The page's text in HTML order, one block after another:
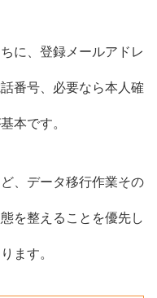
に、登録メールアドレ
番号、必要なら本人確
本です。
、データ移行作業その
を整えることを優先し
ます。